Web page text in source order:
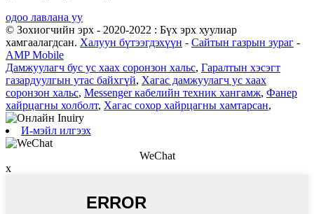
одоо лавлана уу
© Зохиогчийн эрх - 2020-2022 : Бүх эрх хуулиар
хамгаалагдсан. Халуун бүтээгдэхүүн - Сайтын газрын зураг -
AMP Mobile
Дамжуулагч бус ус хаах соронзон хальс, Гаралтын хэсэгт
газардуулгын утас байхгүй, Хагас дамжуулагч ус хаах
соронзон хальс, Messenger кабелийн техник хангамж, Фанер
хайрцагны холболт, Хагас сохор хайрцагны хамтарсан,
И-мэйл илгээх
WeChat
x